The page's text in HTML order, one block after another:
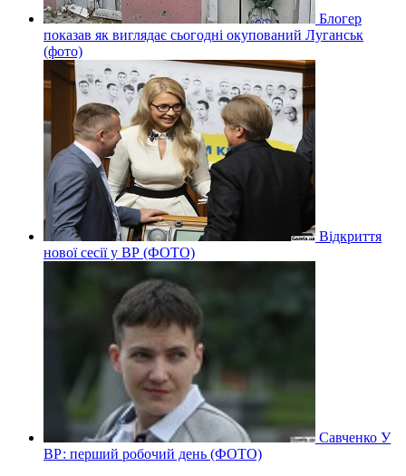
Блогер
показав як виглядає сьогодні окупований Луганськ
(фото)
Відкриття
нової сесії у ВР (ФОТО)
Савченко У
ВР: перший робочий день (ФОТО)